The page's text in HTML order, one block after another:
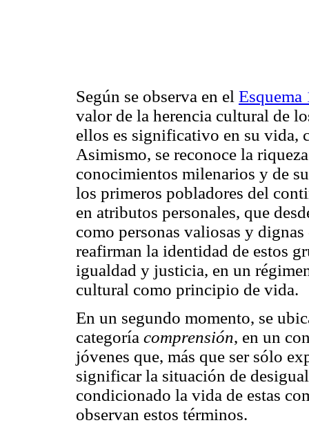
Según se observa en el Esquema
valor de la herencia cultural de
ellos es significativo en su vida,
Asimismo, se reconoce la
conocimientos milenarios y de
los primeros pobladores del
en atributos personales, que
como personas valiosas y
reafirman la identidad de estos
igualdad y justicia, en un
cultural como principio de vida.
En un segundo momento, se
categoría comprensión, en un
jóvenes que, más que ser sólo
significar la situación de
condicionado la vida de estas
observan estos términos.